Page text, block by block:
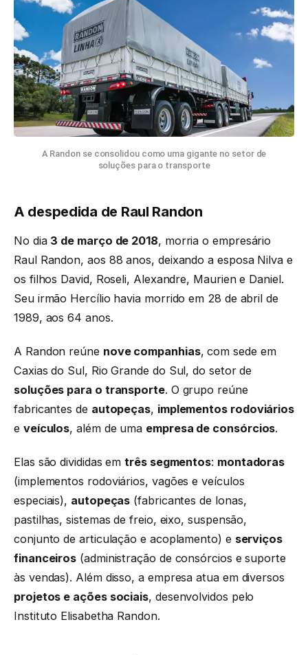
A Randon se consolidou como uma gigante no setor de
soluções para o transporte
A despedida de Raul Randon
No dia 3 de março de 2018, morria o empresário
Raul Randon, aos 88 anos, deixando a esposa Nilva e
os filhos David, Roseli, Alexandre, Maurien e Daniel.
Seu irmão Hercílio havia morrido em 28 de abril de
1989, aos 64 anos.
A Randon reúne nove companhias, com sede em
Caxias do Sul, Rio Grande do Sul, do setor de
soluções para o transporte. O grupo reúne
fabricantes de autopeças, implementos rodoviários
e veículos, além de uma empresa de consórcios.
Elas são divididas emtrês segmentos: montadoras
(implementos rodoviários, vagões e veículos
especiais), autopeças (fabricantes de lonas,
pastilhas, sistemas de freio, eixo, suspensão,
conjunto de articulação e acoplamento) e serviços
financeiros (administração de consórcios e suporte
às vendas). Além disso, a empresa atua em diversos
projetos e ações sociais, desenvolvidos pelo
Instituto Elisabetha Randon.